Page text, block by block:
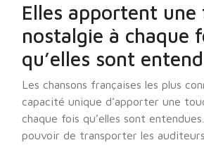
Elles apportent une
nostalgie à chaque
qu’elles sont
Les chansons françaises les plus
capacité unique d’apporter une
chaque fois qu’elles sont
pouvoir de transporter les auditeurs